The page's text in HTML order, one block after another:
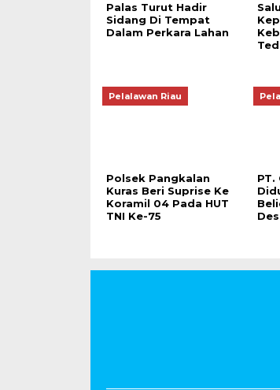
Palas Turut Hadir
Sidang Di Tempat
Dalam Perkara Lahan
Pelalawan Riau
Polsek Pangkalan
Kuras Beri Suprise Ke
Koramil 04 Pada HUT
TNI Ke-75
PT.